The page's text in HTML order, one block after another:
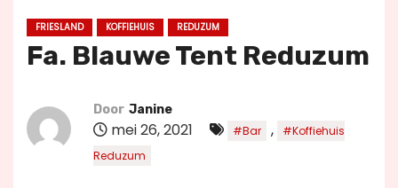
FRIESLAND KOFFIEHUIS REDUZUM
Fa. Blauwe Tent Reduzum
Door Janine
mei 26, 2021 #Bar ,
#Koffiehuis
Reduzum